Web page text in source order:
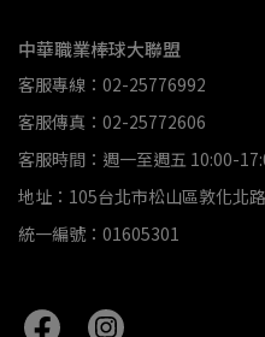
中華職業棒球大聯盟
客服專線：02-25776992
客服傳真：02-25772606
客服時間：週一至週五 10:00-
地址：105台北市松山區敦化北
統一編號：01605301